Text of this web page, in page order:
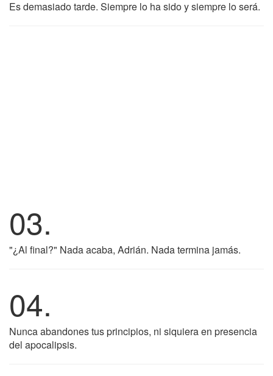
Es demasiado tarde. Siempre lo ha sido y siempre lo será.
03.
"¿Al final?" Nada acaba, Adrián. Nada termina jamás.
04.
Nunca abandones tus principios, ni siquiera en presencia
del apocalipsis.